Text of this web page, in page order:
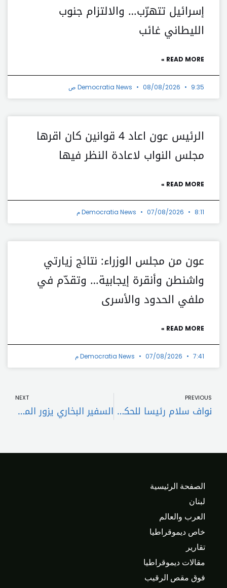
إسرائيل تتهرّب… والالتزام جنوب
الليطاني غائب
READ MORE »
Democratia News 08/08/2026 9:35 ص
الرئيس عون اعاد 4 قوانين كان اقرها
مجلس النواب لاعادة النظر فيها
READ MORE »
Democratia News 07/08/2026 8:11 م
عون من مجلس الوزراء: نتائج زيارتي
واشنطن وأنقرة إيجابية… وتقدّم في
ملفي الحدود والأسرى
READ MORE »
Democratia News 07/08/2026 7:41 م
PREVIOUS
نواف سلام رئيسا للحكومة .. لا تقيدوه دعوه يعمل !!
NEXT
السفير البخاري يزور المفتي امام
الصفحة الرئيسية
لبنان
العرب والعالم
خاص ديموقراطيا
تقارير
مقالات ديموقراطيا
فوق مقص الرقيب